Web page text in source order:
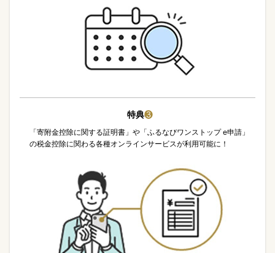
特典❸
「寄附金控除に関する証明書」や「ふるなびワンストップ e申請」
の税金控除に関わる各種オンラインサービスが利用可能に！